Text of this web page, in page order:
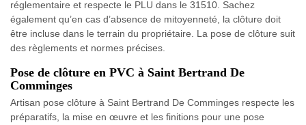
réglementaire et respecte le PLU dans le 31510. Sachez
également qu’en cas d’absence de mitoyenneté, la clôture doit
être incluse dans le terrain du propriétaire. La pose de clôture suit
des règlements et normes précises.
Pose de clôture en PVC à Saint Bertrand De
Comminges
Artisan pose clôture à Saint Bertrand De Comminges respecte les
préparatifs, la mise en œuvre et les finitions pour une pose